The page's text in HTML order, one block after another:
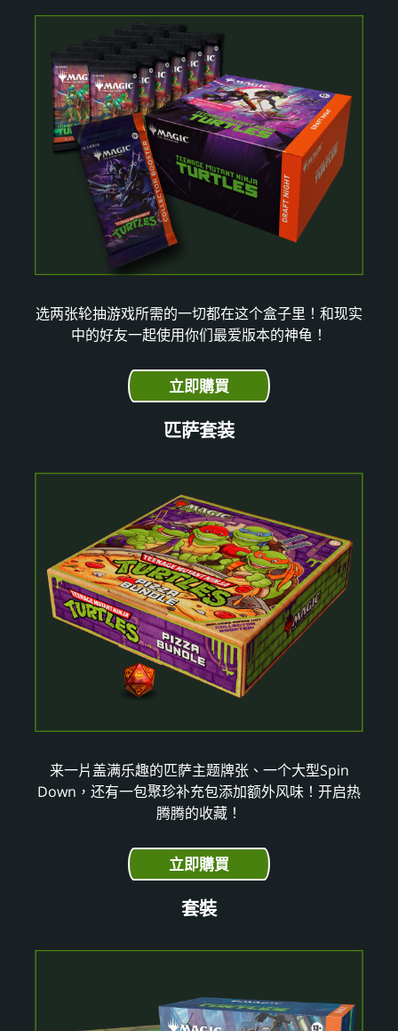
选两张轮抽游戏所需的一切都在这个盒子里！和现实
中的好友一起使用你们最爱版本的神龟！
立即購買
匹萨套装
来一片盖满乐趣的匹萨主题牌张、一个大型Spin
Down，还有一包聚珍补充包添加额外风味！开启热
腾腾的收藏！
立即購買
套裝